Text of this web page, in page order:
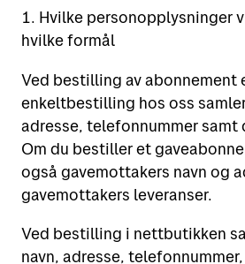
1. Hvilke personopplysninger
hvilke formål
Ved bestilling av abonnement
enkeltbestilling hos oss
adresse, telefonnummer samt
Om du bestiller et
også gavemottakers navn og
gavemottakers leveranser.
Ved bestilling i nettbutikken
navn, adresse,